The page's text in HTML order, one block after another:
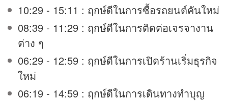
10:29 - 15:11 : ฤกษ์ดีในการซื้อรถยนต์คันใหม่
08:39 - 11:29 : ฤกษ์ดีในการติดต่อเจรจางาน
ต่าง ๆ
06:29 - 12:59 : ฤกษ์ดีในการเปิดร้านเริ่มธุรกิจ
ใหม่
06:19 - 14:59 : ฤกษ์ดีในการเดินทางทำบุญ